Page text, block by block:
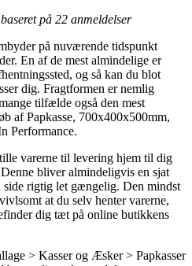
på 22 anmeldelser
på nuværende tidspunkt
En af de mest almindelige er
og så kan du blot
dig. Fragtformen er nemlig
tilfælde også den mest
af Papkasse, 700x400x500mm,
Performance.
varerne til levering hjem til dig
bliver almindeligvis en sjat
side rigtig let gængelig. Den mindst
at du selv henter varerne,
dig tæt på online butikkens
> Kasser og Æsker > Papkasser